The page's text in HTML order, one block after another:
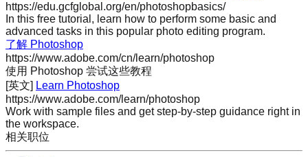
https://edu.gcfglobal.org/en/photoshopbasics/
In this free tutorial, learn how to perform some basic and
advanced tasks in this popular photo editing program.
了解 Photoshop
https://www.adobe.com/cn/learn/photoshop
使用 Photoshop 尝试这些教程
[英文] Learn Photoshop
https://www.adobe.com/learn/photoshop
Work with sample files and get step-by-step guidance right in
the workspace.
相关职位